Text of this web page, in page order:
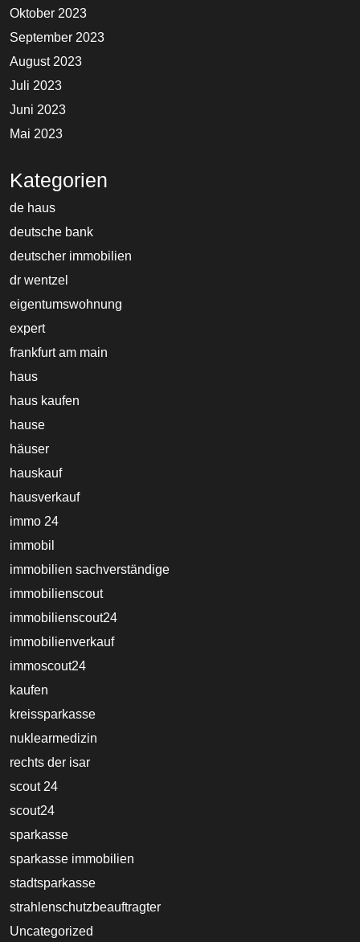
Oktober 2023
September 2023
August 2023
Juli 2023
Juni 2023
Mai 2023
Kategorien
de haus
deutsche bank
deutscher immobilien
dr wentzel
eigentumswohnung
expert
frankfurt am main
haus
haus kaufen
hause
häuser
hauskauf
hausverkauf
immo 24
immobil
immobilien sachverständige
immobilienscout
immobilienscout24
immobilienverkauf
immoscout24
kaufen
kreissparkasse
nuklearmedizin
rechts der isar
scout 24
scout24
sparkasse
sparkasse immobilien
stadtsparkasse
strahlenschutzbeauftragter
Uncategorized